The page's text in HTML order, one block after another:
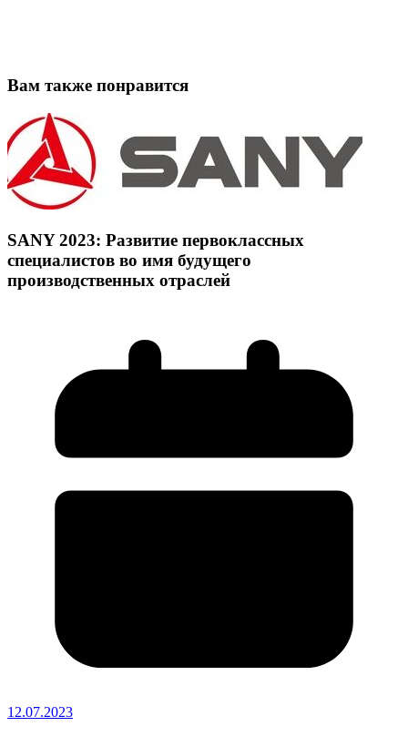
Вам также понравится
SANY 2023: Развитие первоклассных
специалистов во имя будущего
производственных отраслей
12.07.2023